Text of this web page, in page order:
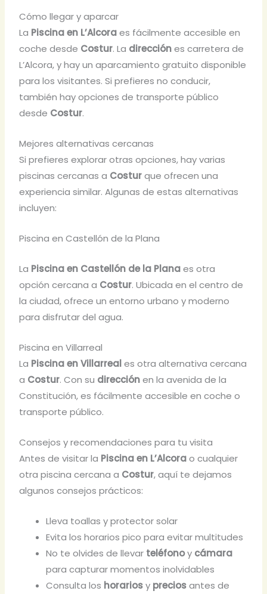
Cómo llegar y aparcar
La Piscina en L’Alcoraes fácilmente accesible en
coche desde Costur. La direcciónes carretera de
L’Alcora, y hay un aparcamiento gratuito disponible
para los visitantes. Si prefieres no conducir,
también hay opciones de transporte público
desde Costur.
Mejores alternativas cercanas
Si prefieres explorar otras opciones, hay varias
piscinas cercanas a Costurque ofrecen una
experiencia similar. Algunas de estas alternativas
incluyen:
Piscina en Castellón de la Plana
La Piscina en Castellón de la Planaes otra
opción cercana a Costur. Ubicada en el centro de
la ciudad, ofrece un entorno urbano y moderno
para disfrutar del agua.
Piscina en Villarreal
La Piscina en Villarreales otra alternativa cercana
a Costur. Con su direcciónen la avenida de la
Constitución, es fácilmente accesible en coche o
transporte público.
Consejos y recomendaciones para tu visita
Antes de visitar la Piscina en L’Alcorao cualquier
otra piscina cercana a Costur, aquí te dejamos
algunos consejos prácticos:
Lleva toallas y protector solar
Evita los horarios pico para evitar multitudes
No te olvides de llevar teléfonoy cámara
para capturar momentos inolvidables
Consulta los horariosy preciosantes de